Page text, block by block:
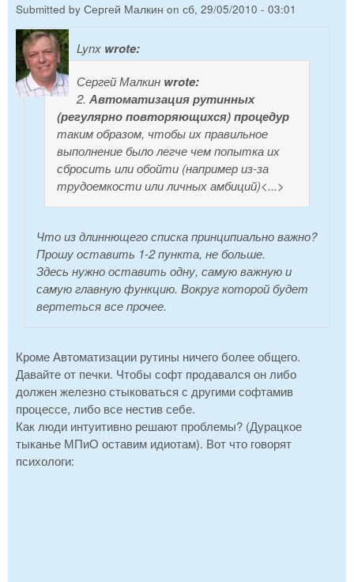
Submitted by Сергей Малкин on сб, 29/05/2010 - 03:01
Lynx wrote:
Сергей Малкин wrote:
2. Автоматизация рутинных
(регулярно повторяющихся) процедур
таким образом, чтобы их правильное
выполнение было легче чем попытка их
сбросить или обойти (например из-за
трудоемкости или личных амбиций)<...>
Что из длиннющего списка принципиально важно?
Прошу оставить 1-2 пункта, не больше.
Здесь нужно оставить одну, самую важную и
самую главную функцию. Вокруг которой будет
вертеться все прочее.
Кроме Автоматизации рутины ничего более общего.
Давайте от печки. Чтобы софт продавался он либо
должен железно стыковаться с другими софтамив
процессе, либо все нестив себе.
Как люди интуитивно решают проблемы? (Дурацкое
тыканье МПиО оставим идиотам). Вот что говорят
психологи: